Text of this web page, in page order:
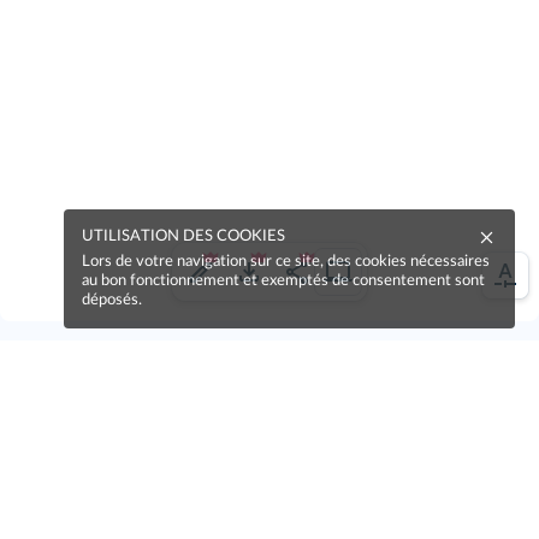
UTILISATION DES COOKIES
Lors de votre navigation sur ce site, des cookies nécessaires
au bon fonctionnement et exemptés de consentement sont
déposés.